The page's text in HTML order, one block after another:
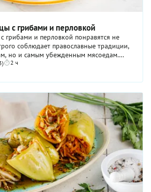
с грибами и перловкой
грибами и перловкой понравятся не
соблюдает православные традиции,
но и самым убежденным мясоедам.
рассчитывайте количество порций и на
голубцы имеют просто
грибной аромат, ведь в состав начинки
на есть благородные представители
боровики! Кстати, они идеально
— она, в свою очередь, получается
раскрывается в этом блюде. В общем,
стоит!
2 ч